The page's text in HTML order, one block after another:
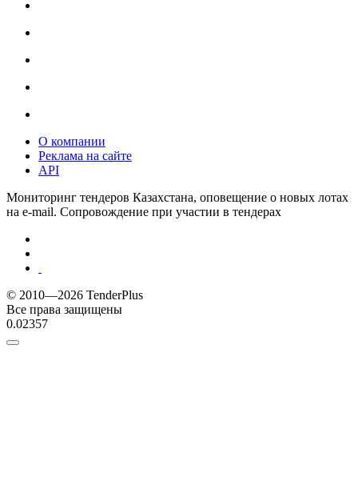
О компании
Реклама на сайте
API
Мониторинг тендеров Казахстана, оповещение о новых лотах
на e-mail. Сопровождение при участии в тендерах
© 2010—2026 TenderPlus
Все права защищены
0.02357